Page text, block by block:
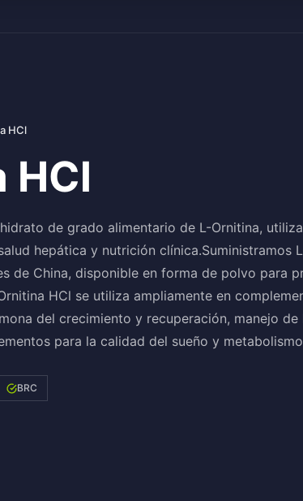
HCl
HCl
de grado alimentario de L-Ornitina,
hepática y nutrición clínica.Suministramos
de China, disponible en forma de polvo para
HCl se utiliza ampliamente en
del crecimiento y recuperación, manejo de
para la calidad del sueño y
BRC